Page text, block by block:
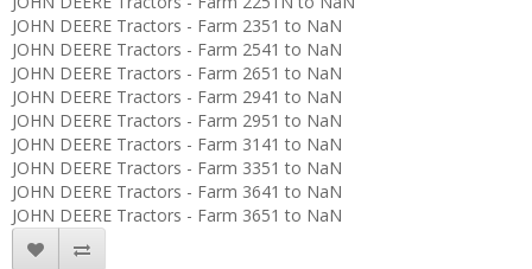
JOHN DEERE Tractors - Farm 2351 to NaN
JOHN DEERE Tractors - Farm 2541 to NaN
JOHN DEERE Tractors - Farm 2651 to NaN
JOHN DEERE Tractors - Farm 2941 to NaN
JOHN DEERE Tractors - Farm 2951 to NaN
JOHN DEERE Tractors - Farm 3141 to NaN
JOHN DEERE Tractors - Farm 3351 to NaN
JOHN DEERE Tractors - Farm 3641 to NaN
JOHN DEERE Tractors - Farm 3651 to NaN